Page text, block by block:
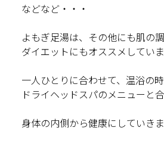
などなど・・・
よもぎ足湯は、その他にも肌の
ダイエットにもオススメしていま
一人ひとりに合わせて、温浴の時
ドライヘッドスパのメニューと
身体の内側から健康にしていきま